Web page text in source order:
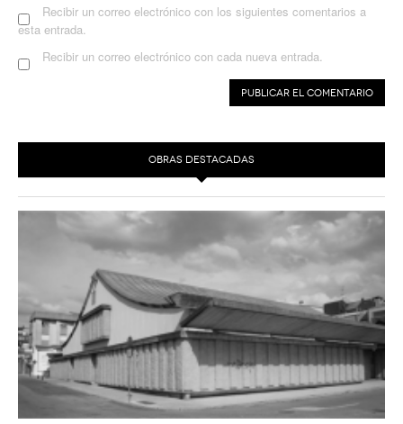
Recibir un correo electrónico con los siguientes comentarios a
esta entrada.
Recibir un correo electrónico con cada nueva entrada.
OBRAS DESTACADAS